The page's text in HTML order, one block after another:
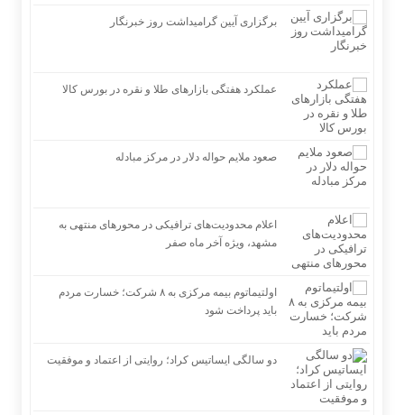
برگزاری آیین گرامیداشت روز خبرنگار
عملکرد هفتگی بازارهای طلا و نقره در بورس کالا
صعود ملایم حواله دلار در مرکز مبادله
اعلام محدودیت‌های ترافیکی در محورهای منتهی به
مشهد، ویژه آخر ماه صفر
اولتیماتوم بیمه مرکزی به ۸ شرکت؛ خسارت مردم
باید پرداخت شود
دو سالگی ایساتیس کراد؛ روایتی از اعتماد و موفقیت